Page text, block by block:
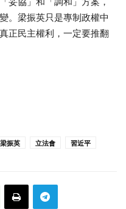
。梁振英只是專制政權中
正民主權利，一定要推翻
梁振英 立法會 習近平